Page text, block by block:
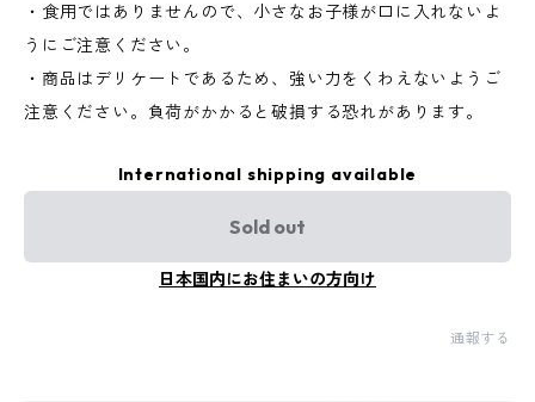
・食用ではありませんので、小さなお子様が口に入れないよ
うにご注意ください。
・商品はデリケートであるため、強い力をくわえないようご
注意ください。負荷がかかると破損する恐れがあります。
International shipping available
Sold out
日本国内にお住まいの方向け
通報する